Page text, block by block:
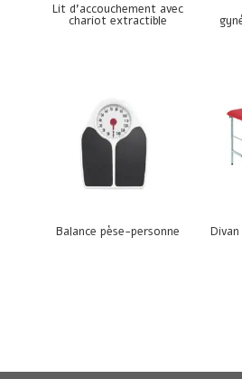
Lit d’accouchement avec
chariot extractible
Balance pèse-personne